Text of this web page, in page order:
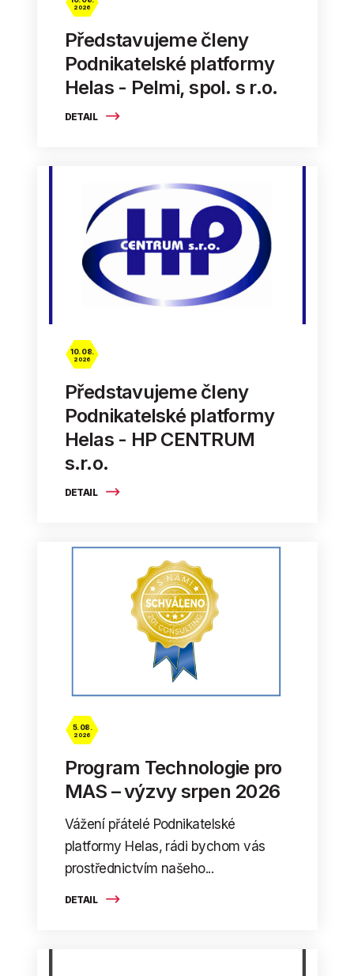
DETAIL
2026
Představujeme členy
Podnikatelské platformy
Helas - Pelmi, spol. s r.o.
DETAIL
10. 08.
2026
Představujeme členy
Podnikatelské platformy
Helas - HP CENTRUM
s.r.o.
DETAIL
5. 08.
2026
Program Technologie pro
MAS – výzvy srpen 2026
Vážení přátelé Podnikatelské
platformy Helas, rádi bychom vás
prostřednictvím našeho...